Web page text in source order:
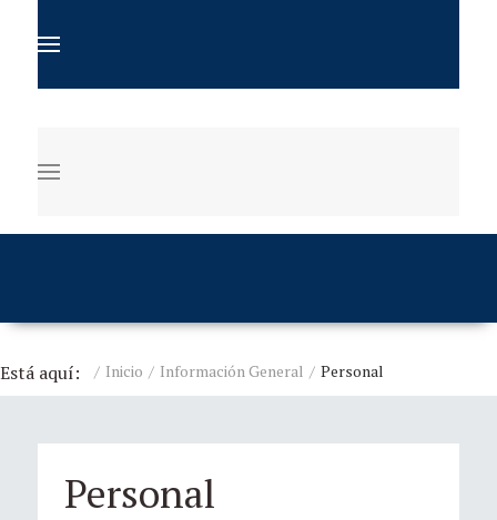
Está aquí: Inicio Información General Personal
Personal